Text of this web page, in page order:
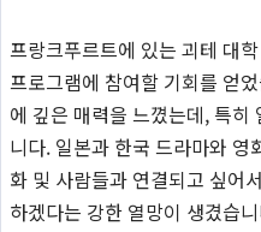
프랑크푸르트에 있는 괴테 대
프로그램에 참여할 기회를 얻
에 깊은 매력을 느꼈는데, 특히
니다. 일본과 한국 드라마와 영
화 및 사람들과 연결되고 싶어
하겠다는 강한 열망이 생겼습